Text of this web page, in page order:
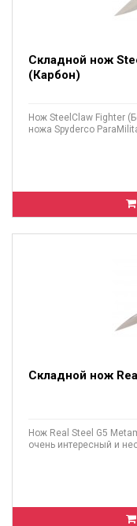
Складной нож
(Карбон)
Нож SteelClaw Fighter
ножа Spyderco
Складной нож
Нож Real Steel G5
очень интересный и